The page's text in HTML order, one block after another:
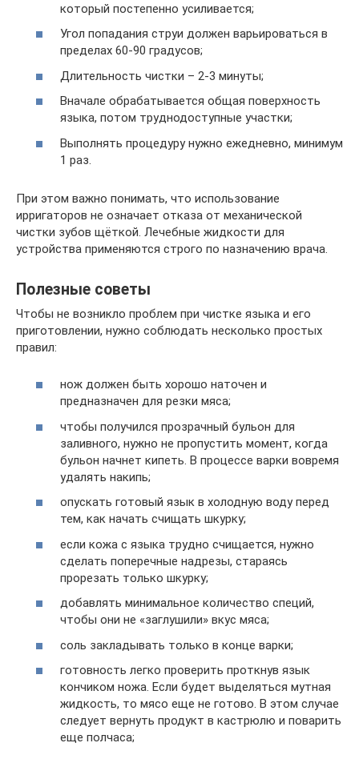
который постепенно усиливается;
Угол попадания струи должен варьироваться в
пределах 60-90 градусов;
Длительность чистки – 2-3 минуты;
Вначале обрабатывается общая поверхность
языка, потом труднодоступные участки;
Выполнять процедуру нужно ежедневно, минимум
1 раз.
При этом важно понимать, что использование
ирригаторов не означает отказа от механической
чистки зубов щёткой. Лечебные жидкости для
устройства применяются строго по назначению врача.
Полезные советы
Чтобы не возникло проблем при чистке языка и его
приготовлении, нужно соблюдать несколько простых
правил:
нож должен быть хорошо наточен и
предназначен для резки мяса;
чтобы получился прозрачный бульон для
заливного, нужно не пропустить момент, когда
бульон начнет кипеть. В процессе варки вовремя
удалять накипь;
опускать готовый язык в холодную воду перед
тем, как начать счищать шкурку;
если кожа с языка трудно счищается, нужно
сделать поперечные надрезы, стараясь
прорезать только шкурку;
добавлять минимальное количество специй,
чтобы они не «заглушили» вкус мяса;
соль закладывать только в конце варки;
готовность легко проверить проткнув язык
кончиком ножа. Если будет выделяться мутная
жидкость, то мясо еще не готово. В этом случае
следует вернуть продукт в кастрюлю и поварить
еще полчаса;